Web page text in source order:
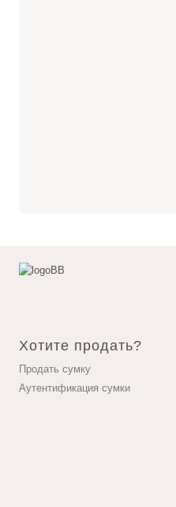
Хотите продать?
Продать сумку
Аутентификация сумки